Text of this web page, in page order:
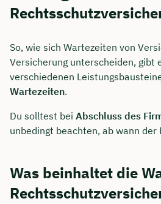
So, wie sich Wartezeiten von
Versicherung unterscheiden, gibt
verschiedenen
Wartezeiten.
Du solltest bei Abschluss des
unbedingt beachten, ab wann der
Was beinhaltet die